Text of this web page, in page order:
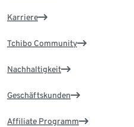
Karriere
Tchibo Community
Nachhaltigkeit
Geschäftskunden
Affiliate Programm